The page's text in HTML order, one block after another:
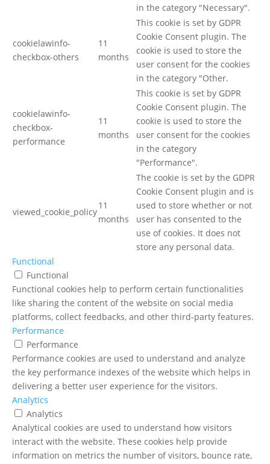
in the category "Necessary".
cookielawinfo-
checkbox-others
11
months
This cookie is set by GDPR
Cookie Consent plugin. The
cookie is used to store the
user consent for the cookies
in the category "Other.
cookielawinfo-
checkbox-
performance
11
months
This cookie is set by GDPR
Cookie Consent plugin. The
cookie is used to store the
user consent for the cookies
in the category
"Performance".
viewed_cookie_policy
11
months
The cookie is set by the GDPR
Cookie Consent plugin and is
used to store whether or not
user has consented to the
use of cookies. It does not
store any personal data.
Functional
Functional
Functional cookies help to perform certain functionalities
like sharing the content of the website on social media
platforms, collect feedbacks, and other third-party features.
Performance
Performance
Performance cookies are used to understand and analyze
the key performance indexes of the website which helps in
delivering a better user experience for the visitors.
Analytics
Analytics
Analytical cookies are used to understand how visitors
interact with the website. These cookies help provide
information on metrics the number of visitors, bounce rate,